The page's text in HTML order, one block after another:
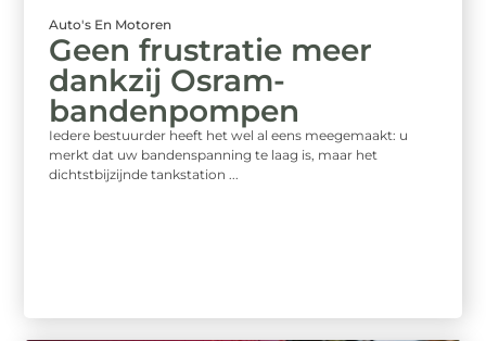
Auto's En Motoren
Geen frustratie meer
dankzij Osram-
bandenpompen
Iedere bestuurder heeft het wel al eens meegemaakt: u
merkt dat uw bandenspanning te laag is, maar het
dichtstbijzijnde tankstation ...